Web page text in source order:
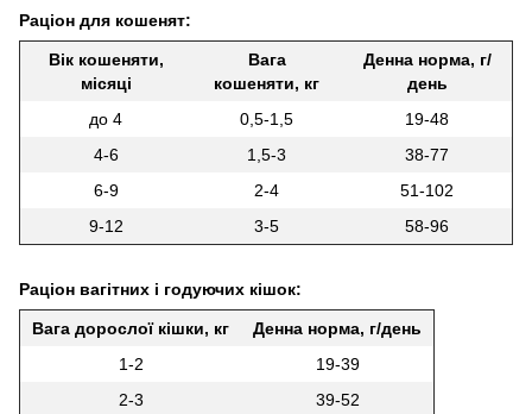
Раціон для кошенят:
Вік кошеняти,
місяці
Вага
кошеняти, кг
Денна норма, г/
день
до 4
0,5-1,5
19-48
4-6
1,5-3
38-77
6-9
2-4
51-102
9-12
3-5 58-96
Раціон вагітних і годуючих кішок:
Вага дорослої кішки, кг
Денна норма, г/день
1-2
19-39
2-3
39-52